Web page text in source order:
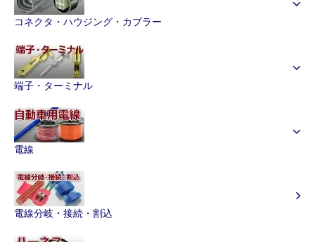
コネクタ・ハウジング・カプラー
端子・ターミナル
電線
電線分岐・接続・割込